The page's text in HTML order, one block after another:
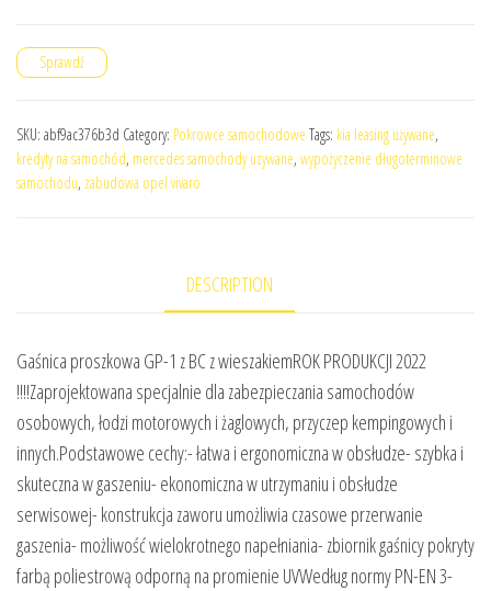
Sprawdź
SKU: abf9ac376b3d Category: Pokrowce samochodowe Tags: kia leasing używane,
kredyty na samochód, mercedes samochody uzywane, wypożyczenie długoterminowe
samochodu, zabudowa opel vivaro
DESCRIPTION
Gaśnica proszkowa GP-1 z BC z wieszakiemROK PRODUKCJI 2022
!!!!Zaprojektowana specjalnie dla zabezpieczania samochodów
osobowych, łodzi motorowych i żaglowych, przyczep kempingowych i
innych.Podstawowe cechy:- łatwa i ergonomiczna w obsłudze- szybka i
skuteczna w gaszeniu- ekonomiczna w utrzymaniu i obsłudze
serwisowej- konstrukcja zaworu umożliwia czasowe przerwanie
gaszenia- możliwość wielokrotnego napełniania- zbiornik gaśnicy pokryty
farbą poliestrową odporną na promienie UVWedług normy PN-EN 3-